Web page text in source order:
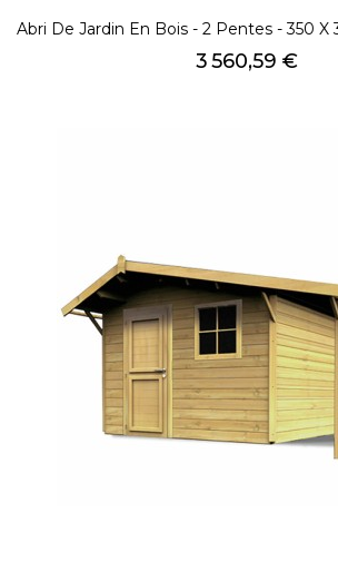
Abri De Jardin En Bois - 2 Pentes - 350 X
Prix
3 560,59 €